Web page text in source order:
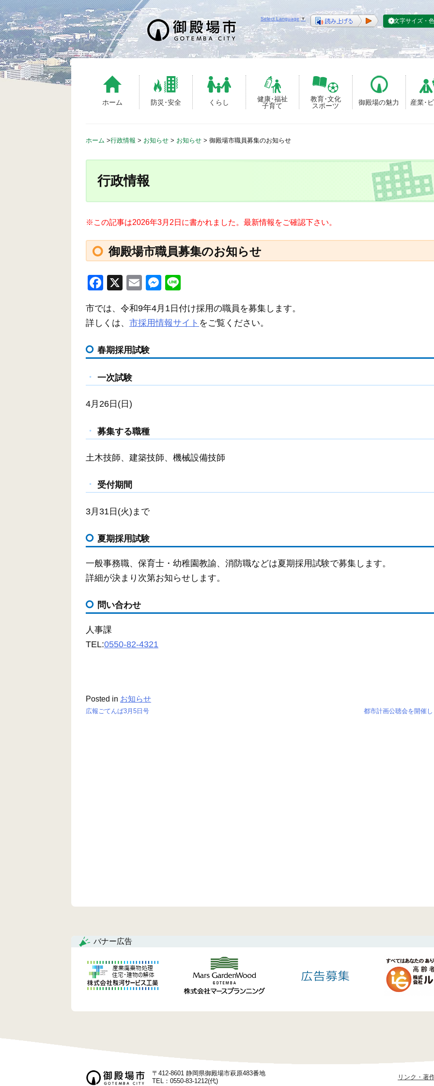
S
k
i
p
t
o
c
ホーム 防災･安全 くらし
健康･福祉
子育て
教育･文化
スポーツ
御殿場の魅力 産業･
Select Language ▼ 文字サイズ・
ホーム >行政情報 > お知らせ > お知らせ > 御殿場市職員募集のお知らせ
行政情報
※この記事は2026年3月2日に書かれました。最新情報をご確認下さい。
御殿場市職員募集のお知らせ
F
c
e
b
o
o
k
X
E
ail
M
ss
e
g
e
市では、令和9年4月1日付け採用の職員を募集します。
詳しくは、 市採用情報サイト をご覧ください。
春期採用試験
一次試験
4月26日(日)
募集する職種
土木技師、建築技師、機械設備技師
受付期間
3月31日(火)まで
夏期採用試験
一般事務職、保育士・幼稚園教諭、消防職などは夏期採用試験で募集します。
詳細が決まり次第お知らせします。
問い合わせ
人事課
TEL:0550-82-4321
Posted in お知らせ
広報ごてんば3月5日号 都市計画公聴会を開催
バナー広告
〒412-8601 静岡県御殿場市萩原483番地
TEL：0550-83-1212(代)
リンク・著